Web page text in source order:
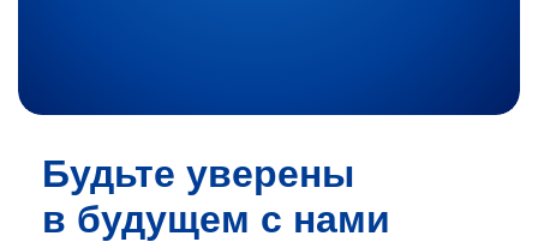
Будьте уверены
в будущем с нами